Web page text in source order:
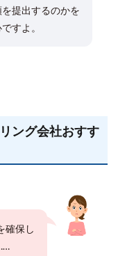
提出するのかを
すよ。
ング会社おすす
確保し